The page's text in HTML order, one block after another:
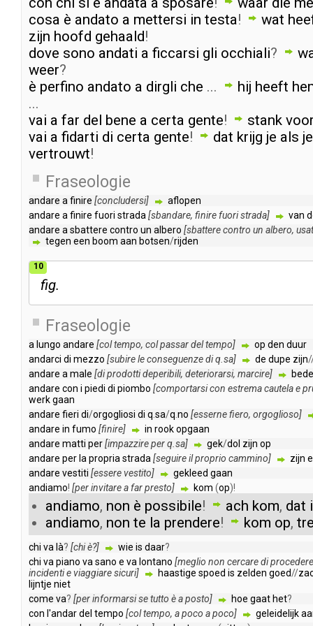
cosa è andato a mettersi in testa! wat
zijn hoofd gehaald!
dove sono andati a ficcarsi gli occhiali?
weer?
è perfino andato a dirgli che ... hij heeft
...
vai a far del bene a certa gente! stank
vai a fidarti di certa gente! dat krijg je als je
vertrouwt!
Fraseologie
andare a finire [concludersi]
aflopen
andare a finire fuori strada [sbandare, finire fuoristrada] van
andare a sbattere contro un albero [sbatterecontro un albero,
tegen een boom aan botsen/rijden
10
fig.
Fraseologie
a lungo andare [coltempo, colpassardeltempo] op den duur
andarci di mezzo [subireleconseguenzediq sa] de dupe zijn
andare a male [diprodottideperibili, deteriorarsi, marcire]
andare con i piedi di piombo [comportarsicon estremacautelae
werkgaan
andare fieri di/orgogliosi di q sa/q no [essernefiero, orgoglioso]
andare in fumo [finire] in rookopgaan
andare matti per[impazzireperq sa] gek/dol zijn op
andare per la propria strada [seguireilproprio cammino] zijn
andare vestiti [esserevestito] gekleed gaan
andiamo! [perinvitarea farpresto] kom (op)!
andiamo, non è possibile! ach kom, dat
andiamo, non te la prendere! kom op,
chi va là? [chiè?] wie is daar?
chi va piano va sano e va lontano [meglio non cercarediprocedere
incidentieviaggiaresicuri] haastige spoed is zelden goed//
lijntje niet
come va? [perinformarsisetutto èaposto] hoe gaat het?
con l'andardel tempo [coltempo, apoco apoco] geleidelijk